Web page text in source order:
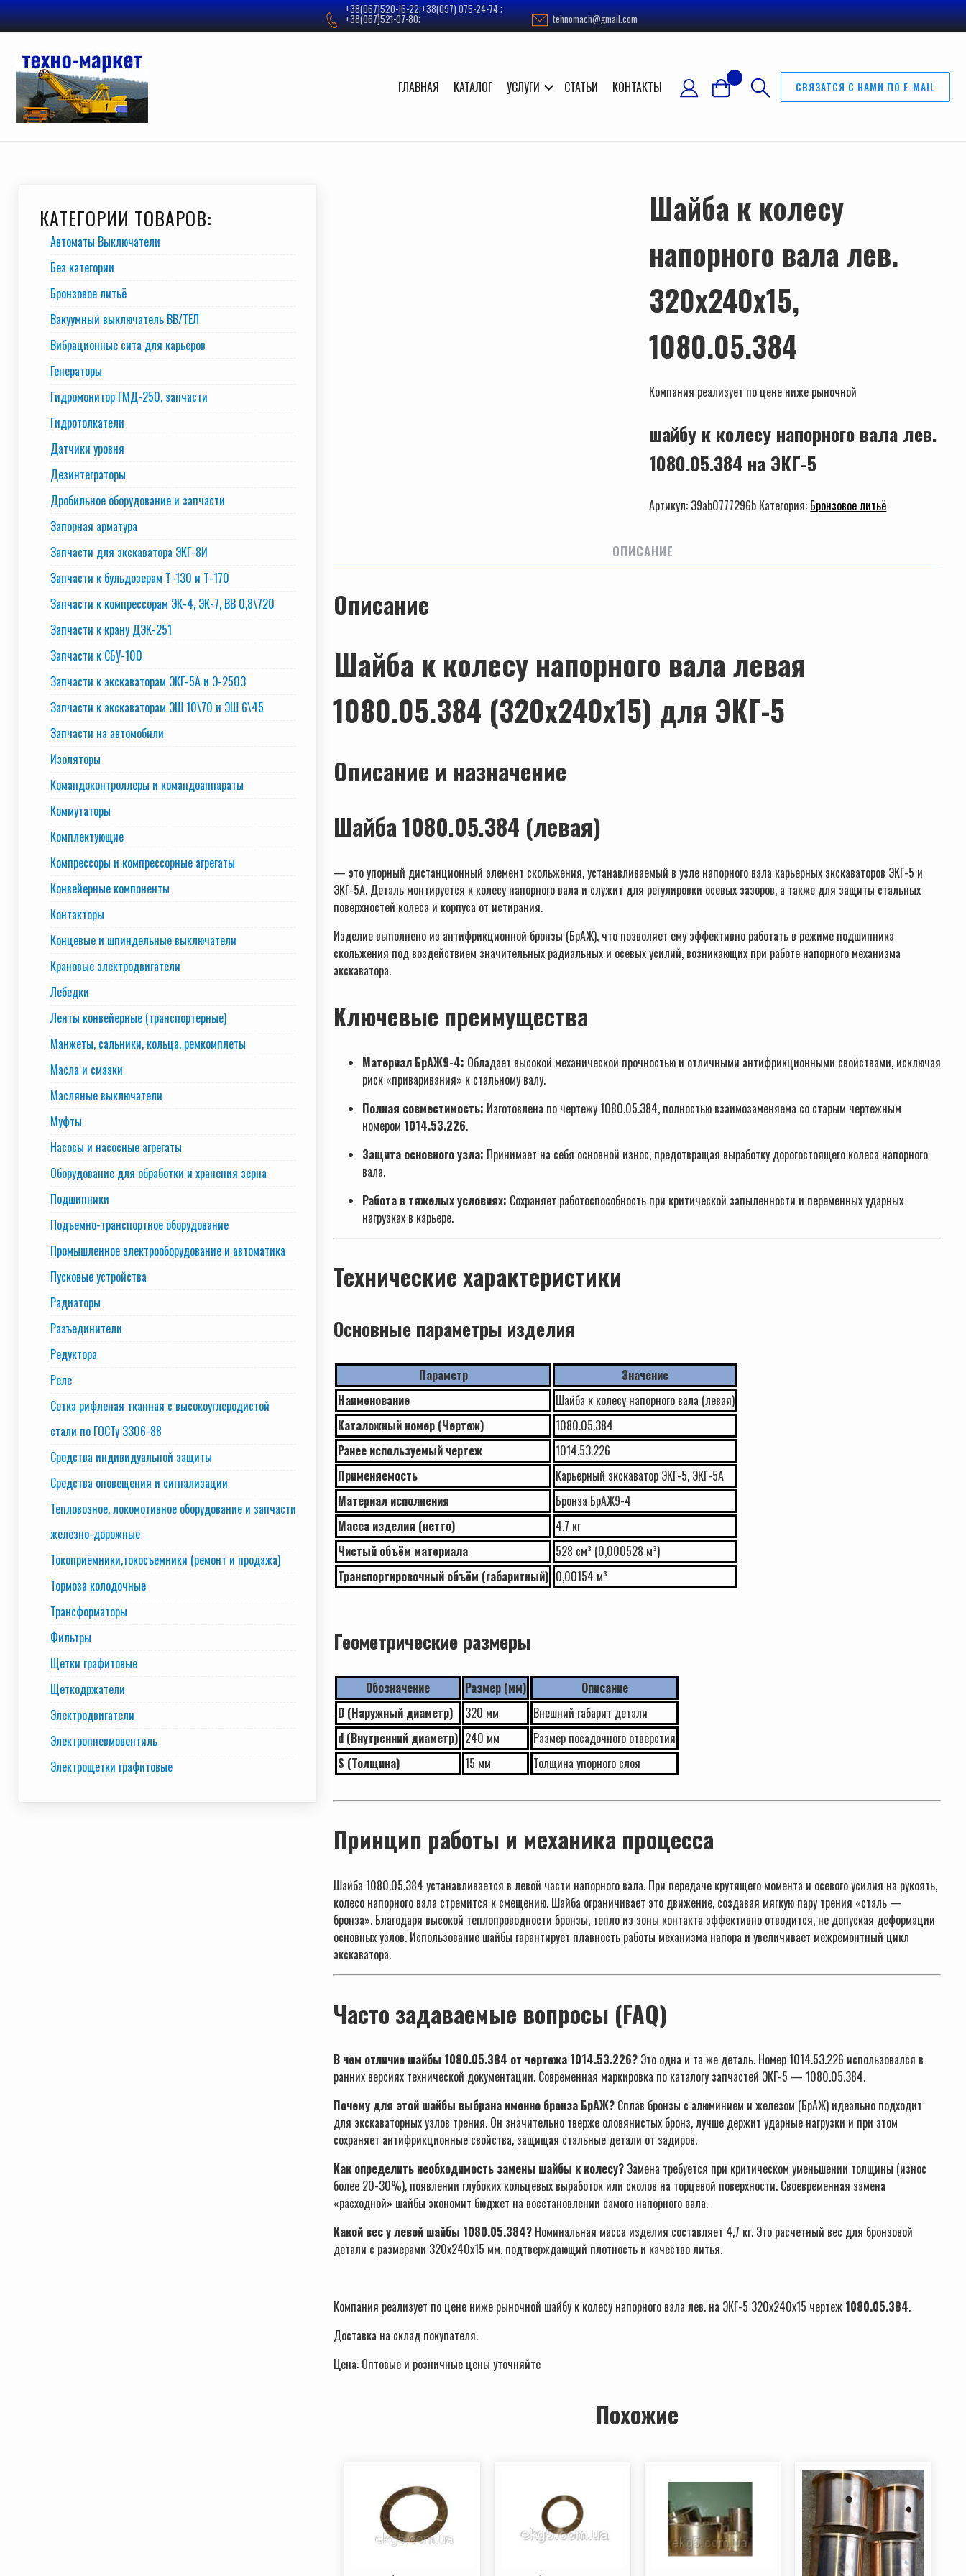
Перейти
к
содержимому
+38(067)520-16-22;+38(097) 075-24-74 ;
+38(067)521-07-80; tehnomach@gmail.com
ГЛАВНАЯ КАТАЛОГ УСЛУГИ СТАТЬИ КОНТАКТЫ СВЯЗАТСЯ С НАМИ ПО E-MAIL
Шайба к колесу
напорного вала лев.
320х240х15,
1080.05.384
Компания реализует по цене ниже рыночной
шайбу к колесу напорного вала лев.
1080.05.384 на ЭКГ-5
Артикул: 39ab0777296b Категория: Бронзовое литьё
ОПИСАНИЕ
Описание
Шайба к колесу напорного вала левая
1080.05.384 (320х240х15) для ЭКГ-5
Описание и назначение
Шайба 1080.05.384 (левая)
— это упорный дистанционный элемент скольжения, устанавливаемый в узле напорного вала карьерных экскаваторов ЭКГ-5 и
ЭКГ-5А. Деталь монтируется к колесу напорного вала и служит для регулировки осевых зазоров, а также для защиты стальных
поверхностей колеса и корпуса от истирания.
Изделие выполнено из антифрикционной бронзы (БрАЖ), что позволяет ему эффективно работать в режиме подшипника
скольжения под воздействием значительных радиальных и осевых усилий, возникающих при работе напорного механизма
экскаватора.
Ключевые преимущества
Материал БрАЖ9-4: Обладает высокой механической прочностью и отличными антифрикционными свойствами, исключая
риск «приваривания» к стальному валу.
Полная совместимость: Изготовлена по чертежу 1080.05.384, полностью взаимозаменяема со старым чертежным
номером 1014.53.226.
Защита основного узла: Принимает на себя основной износ, предотвращая выработку дорогостоящего колеса напорного
вала.
Работа в тяжелых условиях: Сохраняет работоспособность при критической запыленности и переменных ударных
нагрузках в карьере.
Технические характеристики
Основные параметры изделия
Параметр
Значение
Наименование
Шайба к колесу напорного вала (левая)
Каталожный номер (Чертеж)
1080.05.384
Ранее используемый чертеж
1014.53.226
Применяемость
Карьерный экскаватор ЭКГ-5, ЭКГ-5А
Материал исполнения
Бронза БрАЖ9-4
Масса изделия (нетто)
4,7 кг
Чистый объём материала
528 см³ (0,000528 м³)
Транспортировочный объём (габаритный) 0,00154 м³
Геометрические размеры
Обозначение Размер (мм)
Описание
D (Наружный диаметр)
320 мм
Внешний габарит детали
d (Внутренний диаметр) 240 мм
Размер посадочного отверстия
S (Толщина)
15 мм Толщина упорного слоя
Принцип работы и механика процесса
Шайба 1080.05.384 устанавливается в левой части напорного вала. При передаче крутящего момента и осевого усилия на рукоять,
колесо напорного вала стремится к смещению. Шайба ограничивает это движение, создавая мягкую пару трения «сталь —
бронза». Благодаря высокой теплопроводности бронзы, тепло из зоны контакта эффективно отводится, не допуская деформации
основных узлов. Использование шайбы гарантирует плавность работы механизма напора и увеличивает межремонтный цикл
экскаватора.
Часто задаваемые вопросы (FAQ)
В чем отличие шайбы 1080.05.384 от чертежа 1014.53.226? Это одна и та же деталь. Номер 1014.53.226 использовался в
ранних версиях технической документации. Современная маркировка по каталогу запчастей ЭКГ-5 — 1080.05.384.
Почему для этой шайбы выбрана именно бронза БрАЖ? Сплав бронзы с алюминием и железом (БрАЖ) идеально подходит
для экскаваторных узлов трения. Он значительно тверже оловянистых бронз, лучше держит ударные нагрузки и при этом
сохраняет антифрикционные свойства, защищая стальные детали от задиров.
Как определить необходимость замены шайбы к колесу?Замена требуется при критическом уменьшении толщины (износ
более 20-30%), появлении глубоких кольцевых выработок или сколов на торцевой поверхности. Своевременная замена
«расходной» шайбы экономит бюджет на восстановлении самого напорного вала.
Какой вес у левой шайбы 1080.05.384? Номинальная масса изделия составляет 4,7 кг. Это расчетный вес для бронзовой
детали с размерами 320х240х15 мм, подтверждающий плотность и качество литья.
Компания реализует по цене ниже рыночной шайбу к колесу напорного вала лев. на ЭКГ-5 320х240х15 чертеж 1080.05.384.
Доставка на склад покупателя.
Цена: Оптовые и розничные цены уточняйте
Похожие
КАТЕГОРИИ ТОВАРОВ:
Автоматы Выключатели
Без категории
Бронзовое литьё
Вакуумный выключатель BB/TEЛ
Вибрационные сита для карьеров
Генераторы
Гидромонитор ГМД-250, запчасти
Гидротолкатели
Датчики уровня
Дезинтеграторы
Дробильное оборудование и запчасти
Запорная арматура
Запчасти для экскаватора ЭКГ-8И
Запчасти к бульдозерам Т-130 и Т-170
Запчасти к компрессорам ЭК-4, ЭК-7, ВВ 0,8\720
Запчасти к крану ДЭК-251
Запчасти к СБУ-100
Запчасти к экскаваторам ЭКГ-5А и Э-2503
Запчасти к экскаваторам ЭШ 10\70 и ЭШ 6\45
Запчасти на автомобили
Изоляторы
Командоконтроллеры и командоаппараты
Коммутаторы
Комплектующие
Компрессоры и компрессорные агрегаты
Конвейерные компоненты
Контакторы
Концевые и шпиндельные выключатели
Крановые электродвигатели
Лебедки
Ленты конвейерные (транспортерные)
Манжеты, сальники, кольца, ремкомплеты
Масла и смазки
Масляные выключатели
Муфты
Насосы и насосные агрегаты
Оборудование для обработки и хранения зерна
Подшипники
Подъемно-транспортное оборудование
Промышленное электрооборудование и автоматика
Пусковые устройства
Радиаторы
Разъединители
Редуктора
Реле
Сетка рифленая тканная с высокоуглеродистой
стали по ГОСТу 3306-88
Средства индивидуальной защиты
Средства оповещения и сигнализации
Тепловозное, локомотивное оборудование и запчасти
железно-дорожные
Токоприёмники,токосъемники (ремонт и продажа)
Тормоза колодочные
Трансформаторы
Фильтры
Щетки графитовые
Щеткодржатели
Электродвигатели
Электропневмовентиль
Электрощетки графитовые